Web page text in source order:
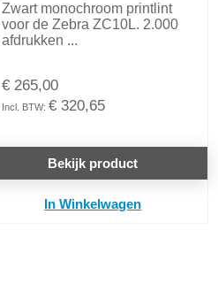
Zwart monochroom printlint
voor de Zebra ZC10L. 2.000
afdrukken ...
€ 265,00
€ 320,65
Bekijk product
In Winkelwagen